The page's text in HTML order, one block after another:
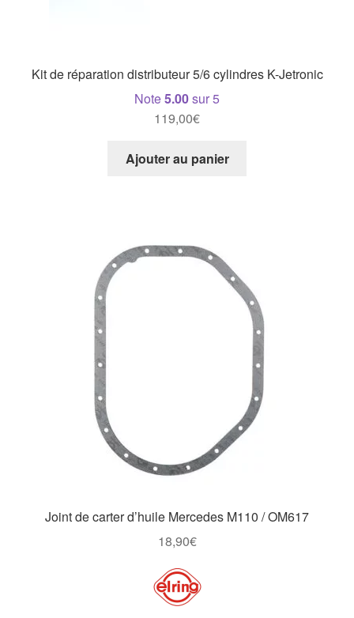
Kit de réparation distributeur 5/6 cylindres K-Jetronic
Note5.00sur 5
119,00€
Ajouter au panier
Joint de carter d’huile Mercedes M110 / OM617
18,90€